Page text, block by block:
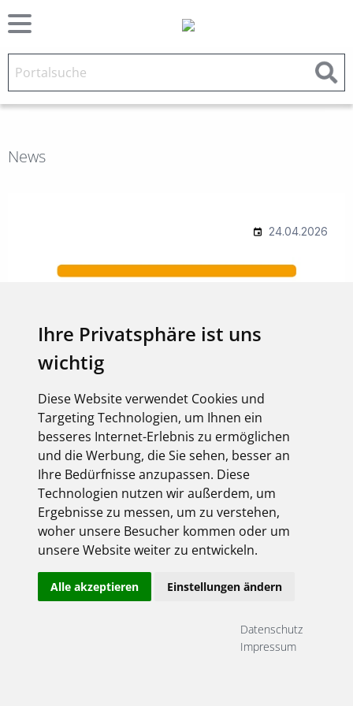
Ihre Privatsphäre ist uns
wichtig
Diese Website verwendet Cookies und
Targeting Technologien, um Ihnen ein
besseres Internet-Erlebnis zu ermöglichen
und die Werbung, die Sie sehen, besser an
Ihre Bedürfnisse anzupassen. Diese
Technologien nutzen wir außerdem, um
Ergebnisse zu messen, um zu verstehen,
woher unsere Besucher kommen oder um
unsere Website weiter zu entwickeln.
Alle akzeptieren Einstellungen ändern
Datenschutz
Impressum
News